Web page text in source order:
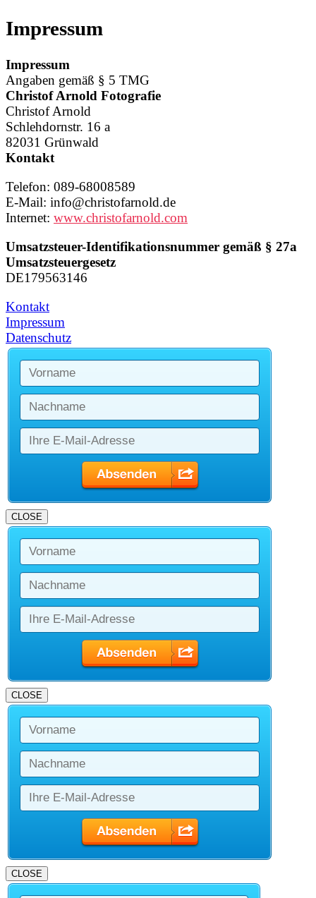
Skip
to
Impressum
Impressum
Angaben gemäß § 5 TMG
Christof Arnold Fotografie
Christof Arnold
Schlehdornstr. 16 a
82031 Grünwald
Kontakt
Telefon: 089-68008589
E-Mail: info@christofarnold.de
Internet: www.christofarnold.com
Umsatzsteuer-Identifikationsnummer gemäß § 27a
Umsatzsteuergesetz
DE179563146
Kontakt
Impressum
Datenschutz
CLOSE
CLOSE
CLOSE